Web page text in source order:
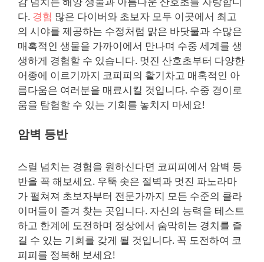
다. 경험 많은 다이버와 초보자 모두 이곳에서 최고
의 시야를 제공하는 수정처럼 맑은 바닷물과 수많은
매혹적인 생물을 가까이에서 만나며 수중 세계를 생
생하게 경험할 수 있습니다. 멋진 산호초부터 다양한
어종에 이르기까지 코피피의 활기차고 매혹적인 아
름다움은 여러분을 매료시킬 것입니다. 수중 경이로
움을 탐험할 수 있는 기회를 놓치지 마세요!
암벽 등반
스릴 넘치는 경험을 원하신다면 코피피에서 암벽 등
반을 꼭 해보세요. 우뚝 솟은 절벽과 멋진 파노라마
가 펼쳐져 초보자부터 전문가까지 모든 수준의 클라
이머들이 즐겨 찾는 곳입니다. 자신의 능력을 테스트
하고 한계에 도전하며 정상에서 숨막히는 경치를 즐
길 수 있는 기회를 갖게 될 것입니다. 꼭 도전하여 코
피피를 정복해 보세요!